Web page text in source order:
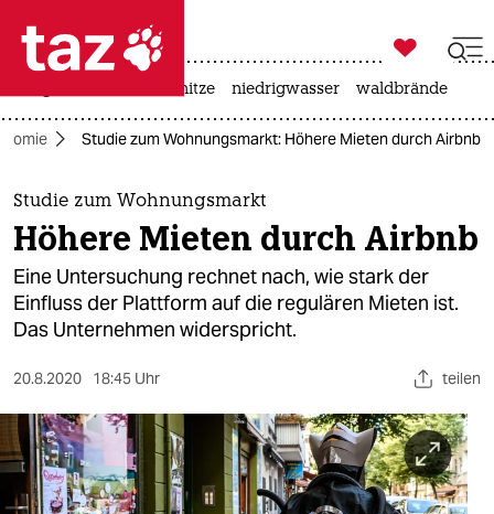
 taz zahl ich
taz zahl ich
themen
politik
öko
sport
berlin

taz zahl ich
hitze niedrigwasser waldbrände
Studie zum Wohnungsmarkt: Höhere Mieten durch Airbnb
Studie zum Wohnungsmarkt
Höhere Mieten durch Airbnb
Eine Untersuchung rechnet nach, wie stark der
Einfluss der Plattform auf die regulären Mieten ist.
Das Unternehmen widerspricht.
20.8.2020 18:45 Uhr teilen